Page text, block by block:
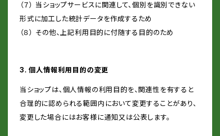
（７） 当ショップサービスに関連して、個別を識別できない
形式に加工した統計データを作成するため
（８） その他、上記利用目的に付随する目的のため
3. 個人情報利用目的の変更
当ショップは、個人情報の利用目的を、関連性を有すると
合理的に認められる範囲内において変更することがあり、
変更した場合にはお客様に通知又は公表します。